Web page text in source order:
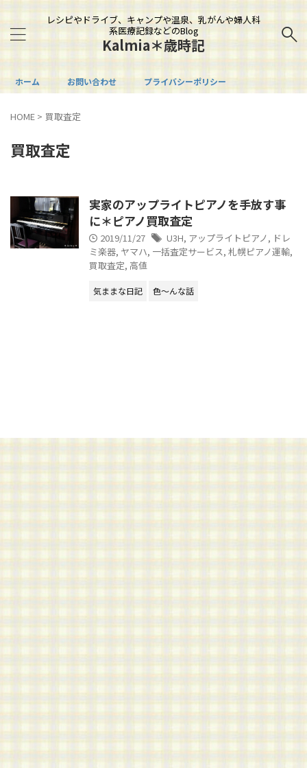
レシピやドライブ、キャンプや温泉、乳がんや婦人科
系医療記録などのBlog
Kalmia＊歳時記
ホーム お問い合わせ プライバシーポリシー
HOME > 買取査定
買取査定
実家のアップライトピアノを手放す事
に＊ピアノ買取査定
2019/11/27 U3H, アップライトピアノ , ドレ
ミ楽器, ヤマハ, 一括査定サービス, 札幌ピアノ運輸,
買取査定, 高値
気ままな日記 色～んな話